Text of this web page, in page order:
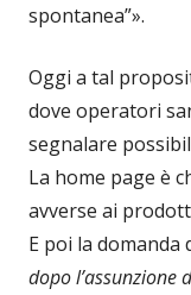
spontanea”».
Oggi a tal
dove operatori
segnalare
La home page è
avverse ai
E poi la domanda
dopo l’assunzione